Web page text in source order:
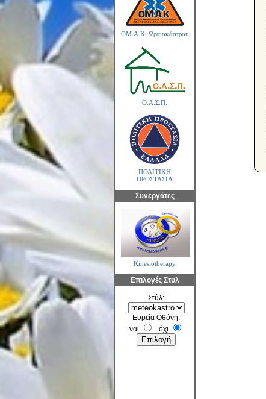
ΟΜ.Α.Κ. Ωραιοκάστρου
Ο.Α.Σ.Π.
ΠΟΛΙΤΙΚΗ
ΠΡΟΣΤΑΣΙΑ
Συνεργάτες
Kinesiotherapy
Επιλογές Στυλ
Στύλ:
Ευρεία Οθόνη:
ναι
όχι